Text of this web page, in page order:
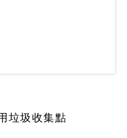
垃圾收集點